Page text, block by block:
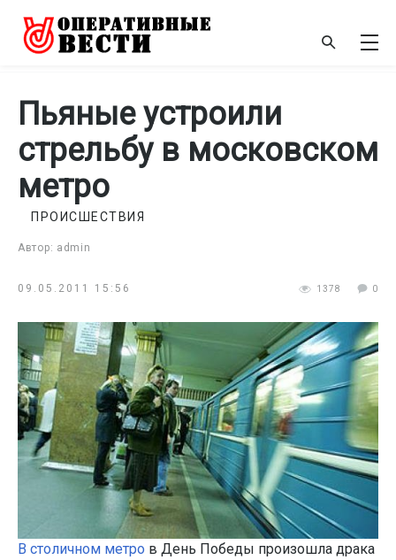
Пьяные устроили
стрельбу в московском
метро
Автор: admin
ПРОИСШЕСТВИЯ
09.05.2011 15:56 1378 0
В столичном метро в День Победы произошла драка